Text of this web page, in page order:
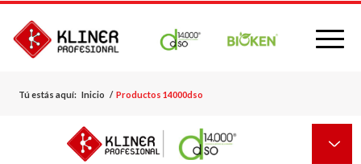
Tú estás aquí: Inicio / Productos 14000dso